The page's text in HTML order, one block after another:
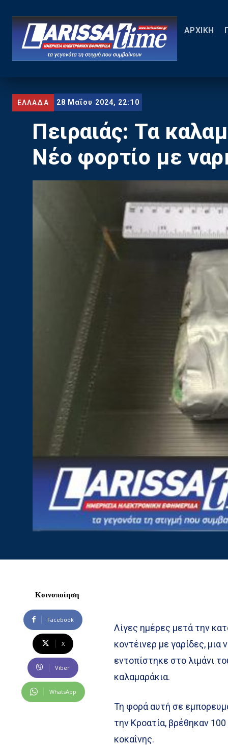
ΑΡΧΙΚΗ
ΕΛΛΑΔΑ 28 Μαΐου 2024, 22:10
Πειραιάς: Τα
Νέο φορτίο με
Κοινοποίηση
Facebook
X
Viber
WhatsApp
Λίγες ημέρες μετά την
κοντέινερ με γαρίδες,
εντοπίστηκε στο λιμάνι
καλαμαράκια.
Τη φορά αυτή σε
την Κροατία, βρέθηκαν
κοκαΐνης.